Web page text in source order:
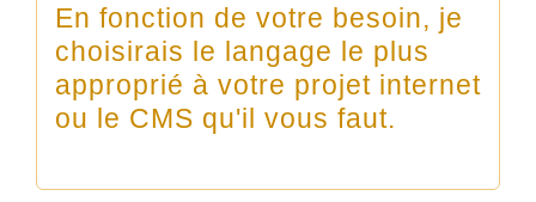
En fonction de votre besoin, je
choisirais le langage le plus
approprié à votre projet internet
ou le CMS qu'il vous faut.